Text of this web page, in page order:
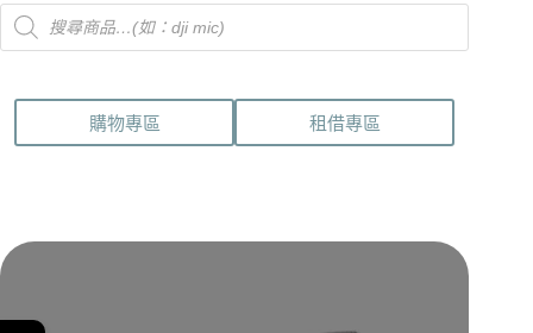
Products
search
購物專區 租借專區